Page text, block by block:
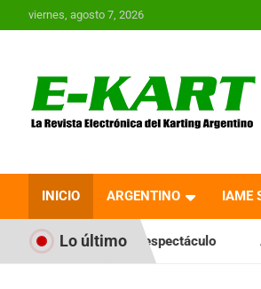
al
viernes, agosto 7, 2026
Revista
Karting en
INICIO ARGENTINO IAME
Lo últimoAKPS: Intervino la IGJ y